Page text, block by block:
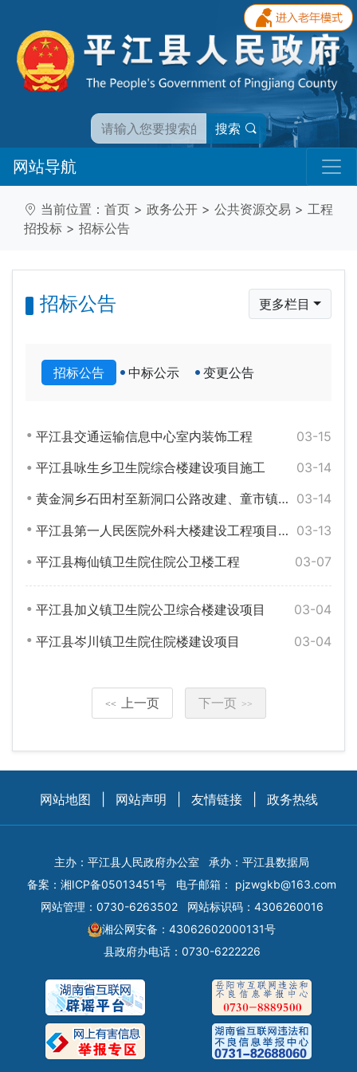
搜索
网站导航
当前位置： 首页 > 政务公开 > 公共资源交易 > 工程
招投标 > 招标公告
招标公告 更多栏目
招标公告 中标公示 变更公告
03-15
平江县交通运输信息中心室内装饰工程
03-14
平江县咏生乡卫生院综合楼建设项目施工
03-14
黄金洞乡石田村至新洞口公路改建、童市镇杉木坳隧道加固工程、三市镇尧塘村及童市镇优良村公路安保工程
03-13
平江县第一人民医院外科大楼建设工程项目施工招标暂停通知
03-07
平江县梅仙镇卫生院住院公卫楼工程
03-04
平江县加义镇卫生院公卫综合楼建设项目
03-04
平江县岑川镇卫生院住院楼建设项目
<< 上一页 下一页 >>
网站地图 网站声明 友情链接 政务热线
主办：平江县人民政府办公室
承办：平江县数据局
备案： 湘ICP备05013451号 电子邮箱： pjzwgkb@163.com
网站管理：0730-6263502
网站标识码：4306260016
湘公网安备：43062602000131号
县政府办电话：0730-6222226